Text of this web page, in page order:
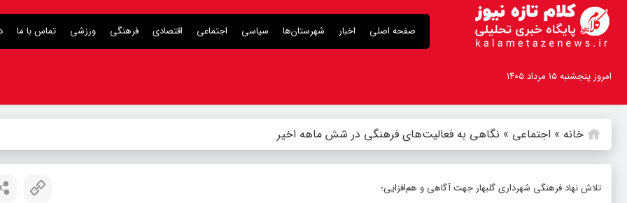
صفحه اصلی اخبار شهرستان‌ها سیاسی اجتماعی اقتصادی فرهنگی ورزشی تماس با ما
امروز پنجشنبه ۱۵ مرداد ۱۴۰۵
خانه » اجتماعی » نگاهی به فعالیت‌های فرهنگی در شش ماهه اخیر
تلاش نهاد فرهنگی شهرداری گلبهار جهت آگاهی و هم‌افزایی؛